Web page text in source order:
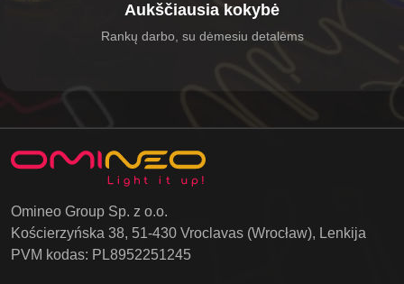
Aukščiausia kokybė
Rankų darbo, su dėmesiu detalėms
Omineo Group Sp. z o.o.
Kościerzyńska 38, 51-430 Vroclavas (Wrocław), Lenkija
PVM kodas: PL8952251245